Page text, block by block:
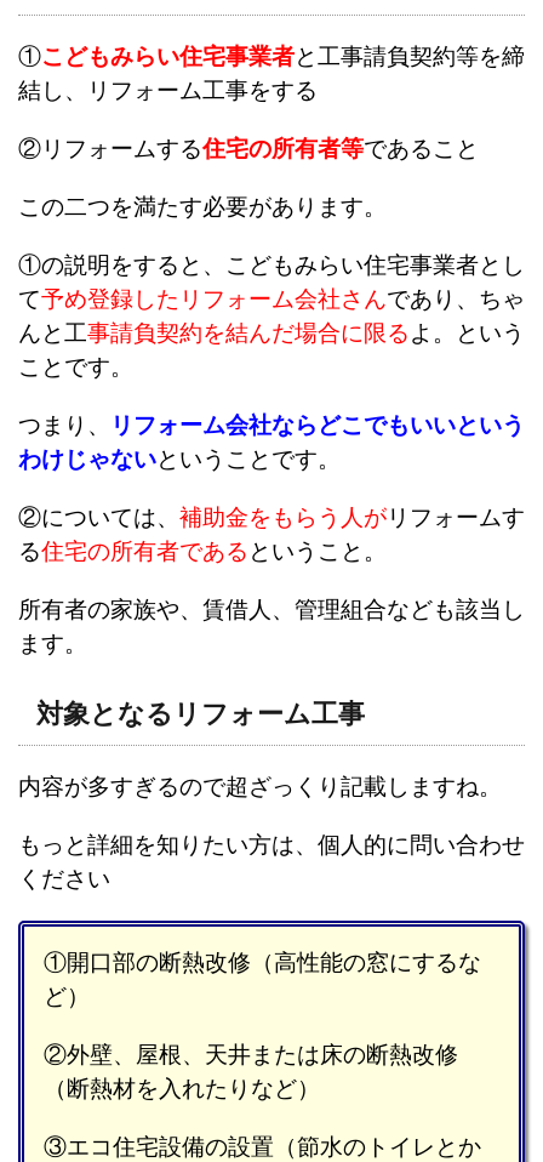
①こどもみらい住宅事業者と工事請負契約等を締
結し、リフォーム工事をする
②リフォームする住宅の所有者等であること
この二つを満たす必要があります。
①の説明をすると、こどもみらい住宅事業者とし
て予め登録したリフォーム会社さんであり、ちゃ
んと工事請負契約を結んだ場合に限るよ。という
ことです。
つまり、
リフォーム会社ならどこでもいいという
わけじゃないということです。
②については、 補助金をもらう人がリフォームす
る住宅の所有者である ということ。
所有者の家族や、賃借人、管理組合なども該当し
ます。
対象となるリフォーム工事
内容が多すぎるので超ざっくり記載しますね。
もっと詳細を知りたい方は、個人的に問い合わせ
ください
①開口部の断熱改修（高性能の窓にするな
ど）
②外壁、屋根、天井または床の断熱改修
（断熱材を入れたりなど）
③エコ住宅設備の設置（節水のトイレとか